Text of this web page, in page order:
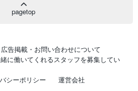
pagetop
広告掲載・お問い合わせについて
に働いてくれるスタッフを募集してい
シーポリシー 運営会社